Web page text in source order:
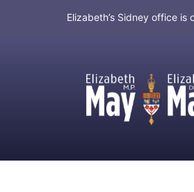
Elizabeth’s Sidney office
MP for Saanich